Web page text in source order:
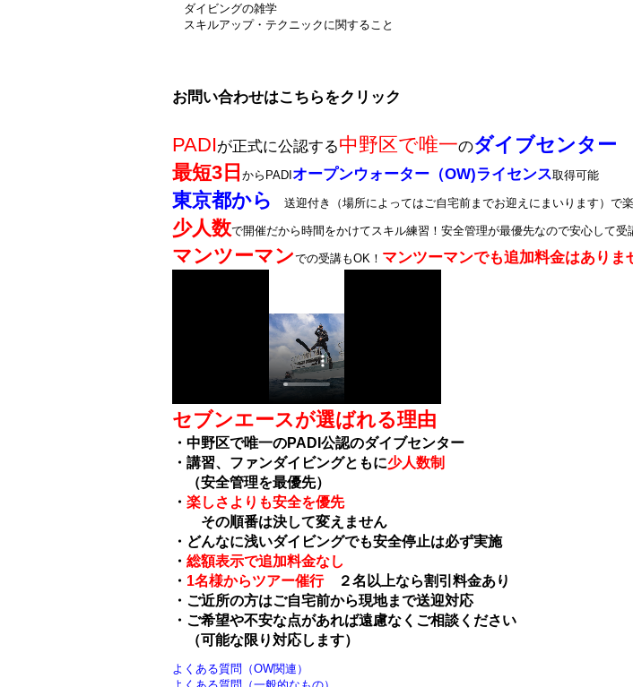
ダイビングの雑学
スキルアップ・テクニックに関すること
お問い合わせはこちらをクリック
PADIが正式に公認する中野区で唯一のダイブセンター
最短3日 からPADI オープンウォーター（OW)ライセンス取得可能
東京都から 送迎付き（場所によってはご自宅前までお迎えにまいります）で楽
少人数で開催だから時間をかけてスキル練習！安全管理が最優先なので安心して受
マンツーマンでの受講もOK！ マンツーマンでも追加料金はありま
セブンエースが選ばれる理由
・中野区で唯一のPADI公認のダイブセンター
・講習、ファンダイビングともに少人数制
（安全管理を最優先）
・ 楽しさよりも安全を優先
その順番は決して変えません
・どんなに浅いダイビングでも安全停止は必ず実施
・ 総額表示で追加料金なし
・ 1名様からツアー催行２名以上なら割引料金あり
・ご近所の方はご自宅前から現地まで送迎対応
・ご希望や不安な点があれば遠慮なくご相談ください
（可能な限り対応します）
よくある質問（OW関連）